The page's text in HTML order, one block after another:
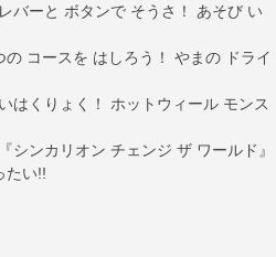
バーと ボタンで そうさ！ あそび い
の コースを はしろう！ やまの ドライ
はくりょく！ ホットウィール モンス
シンカリオン チェンジ ザ ワールド』
たい!!